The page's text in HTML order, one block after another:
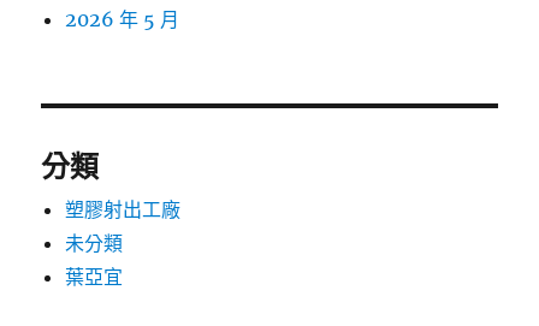
2026 年 5 月
分類
塑膠射出工廠
未分類
葉亞宜